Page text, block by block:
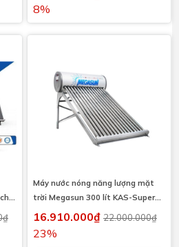
8%
Máy nước nóng năng lượng mặt
trời Megasun 300 lít KAS-Super
I316
16.910.000₫ 22.000.000₫
23%